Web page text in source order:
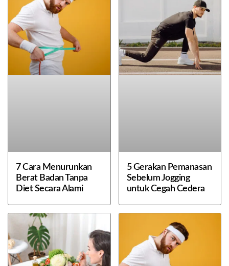
7 Cara Menurunkan
Berat Badan Tanpa
Diet Secara Alami
5 Gerakan Pemanasan
Sebelum Jogging
untuk Cegah Cedera